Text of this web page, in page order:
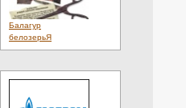
Образование(8)
Обувь(3)
Общение
Общество
Одежда(19)
Одеяла(1)
Онлайн
Балагур
белозерьЯ